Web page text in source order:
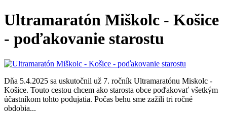
Ultramaratón Miškolc - Košice
- poďakovanie starostu
Dňa 5.4.2025 sa uskutočnil už 7. ročník Ultramaratónu Miskolc -
Košice. Touto cestou chcem ako starosta obce poďakovať všetkým
účastníkom tohto podujatia. Počas behu sme zažili tri ročné
obdobia...